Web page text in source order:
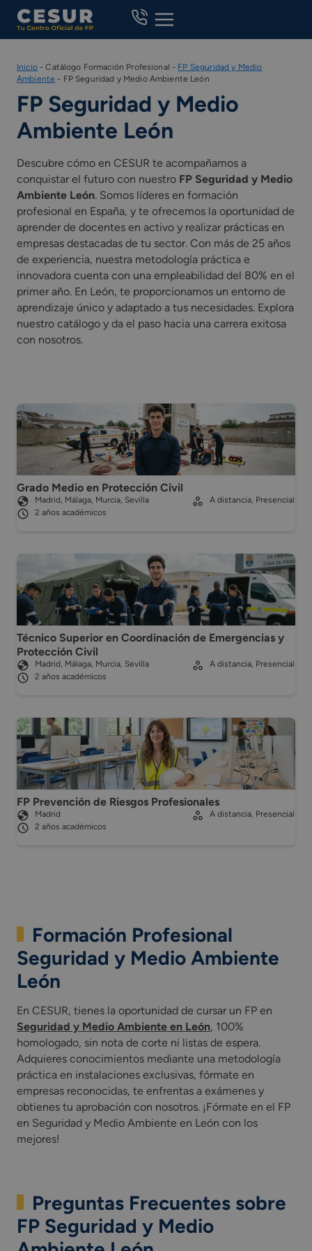
Skip
content
Inicio-Catálogo Formación Profesional - FP Seguridad y Medio
Ambiente - FP Seguridad y Medio Ambiente León
FP Seguridad y Medio
Ambiente León
Descubre cómo en CESUR te acompañamos a
conquistar el futuro con nuestro FP Seguridad y Medio
Ambiente León. Somos líderes en formación
profesional en España, y te ofrecemos la oportunidad de
aprender de docentes en activo y realizar prácticas en
empresas destacadas de tu sector. Con más de 25 años
de experiencia, nuestra metodología práctica e
innovadora cuenta con una empleabilidad del 80% en el
primer año. En León, te proporcionamos un entorno de
aprendizaje único y adaptado a tus necesidades. Explora
nuestro catálogo y da el paso hacia una carrera exitosa
con nosotros.
Grado Medio en Protección Civil
Madrid, Málaga, Murcia, Sevilla
2 años académicos
A distancia, Presencial
Técnico Superior en Coordinación de Emergencias y
Protección Civil
Madrid, Málaga, Murcia, Sevilla
2 años académicos
A distancia, Presencial
FP Prevención de Riesgos Profesionales
Madrid
2 años académicos
A distancia, Presencial
Formación Profesional
Seguridad y Medio Ambiente
León
En CESUR, tienes la oportunidad de cursar un FP en
Seguridad y Medio Ambiente en León, 100%
homologado, sin nota de corte ni listas de espera.
Adquieres conocimientos mediante una metodología
práctica en instalaciones exclusivas, fórmate en
empresas reconocidas, te enfrentas a exámenes y
obtienes tu aprobación con nosotros. ¡Fórmate en el FP
en Seguridad y Medio Ambiente en León con los
mejores!
Preguntas Frecuentes sobre
FP Seguridad y Medio